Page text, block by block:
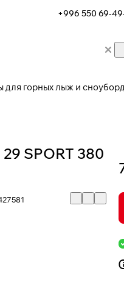
+996 550 69-
для горных лыж и
SPORT 380